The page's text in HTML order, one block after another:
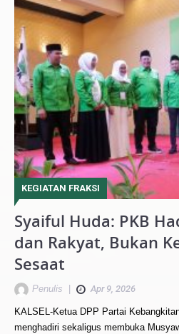
KEGIATAN FRAKSI
Syaiful Huda: PKB
dan Rakyat, Bukan
Sesaat
Penulis Apr 9, 2026
KALSEL-Ketua DPP Partai
menghadiri sekaligus membuka